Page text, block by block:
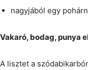
nagyjából egy
Vakaró, bodag, punya
A lisztet a